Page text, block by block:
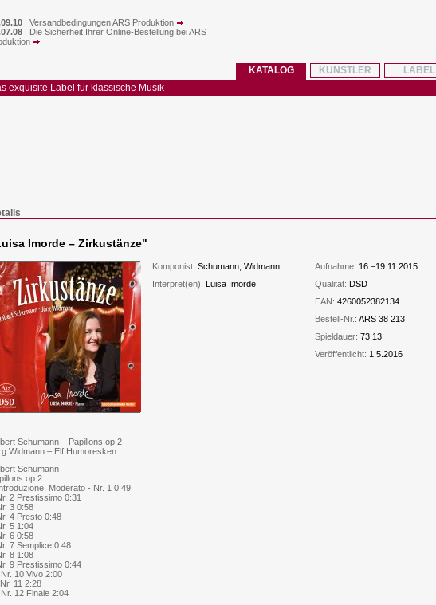
| Versandbedingungen ARS Produktion
| Die Sicherheit Ihrer Online-Bestellung bei ARS
KATALOG KÜNSTLER
LABEL
exquisite Label für klassische Musik
Imorde – Zirkustänze"
Komponist: Schumann, Widmann
Interpret(en): Luisa Imorde
Aufnahme: 16.–19.11.2015
Qualität: DSD
EAN: 4260052382134
Bestell-Nr.: ARS 38 213
Spieldauer: 73:13
Veröffentlicht: 1.5.2016
Schumann – Papillons op.2
Widmann – Elf Humoresken
Schumann
op.2
Moderato - Nr. 1 0:49
2 Prestissimo 0:31
3 0:58
4 Presto 0:48
5 1:04
6 0:58
7 Semplice 0:48
8 1:08
9 Prestissimo 0:44
Nr. 10 Vivo 2:00
11 2:28
12 Finale 2:04